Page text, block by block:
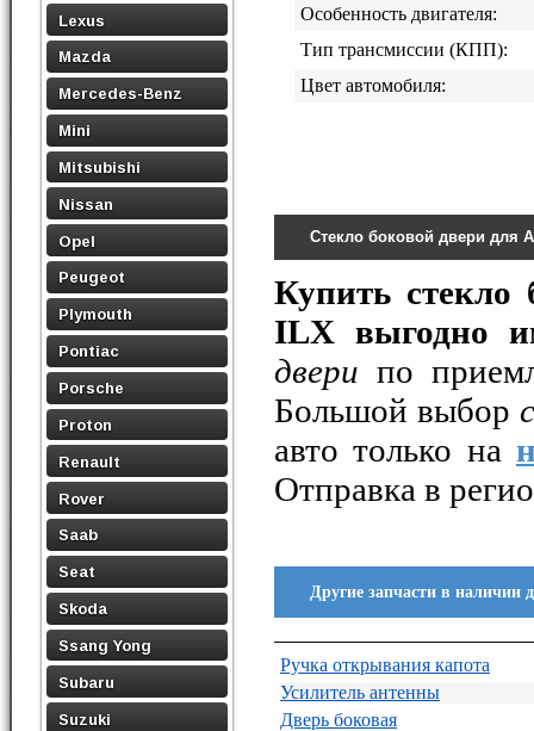
Lexus
Mazda
Mercedes-Benz
Mini
Mitsubishi
Nissan
Opel
Peugeot
Plymouth
Pontiac
Porsche
Proton
Renault
Rover
Saab
Seat
Skoda
Ssang Yong
Subaru
Suzuki
Особенность двигателя:
Тип трансмиссии (КПП):
Цвет автомобиля:
Стекло боковой двери для
Купить стекло
ILX выгодно
двери по
Большой выбор
авто только на
Отправка в
Другие запчасти в наличии
Ручка открывания капота
Усилитель антенны
Дверь боковая